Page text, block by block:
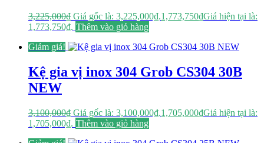
3,225,000₫ Giá gốc là: 3,225,000₫.1,773,750₫Giá hiện tại là:
1,773,750₫. Thêm vào giỏ hàng
Giảm giá!
Kệ gia vị inox 304 Grob CS304 30B
NEW
3,100,000₫ Giá gốc là: 3,100,000₫.1,705,000₫Giá hiện tại là:
1,705,000₫. Thêm vào giỏ hàng